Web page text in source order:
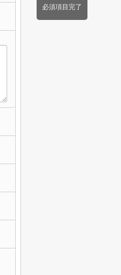
必須項目完了